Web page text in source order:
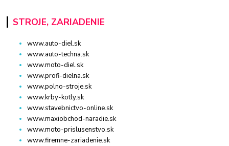
STROJE, ZARIADENIE
www.auto-diel.sk
www.auto-techna.sk
www.moto-diel.sk
www.profi-dielna.sk
www.polno-stroje.sk
www.krby-kotly.sk
www.stavebnictvo-online.sk
www.maxiobchod-naradie.sk
www.moto-prislusenstvo.sk
www.firemne-zariadenie.sk